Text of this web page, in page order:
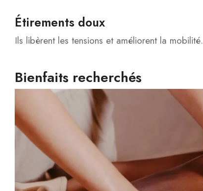
Étirements doux
Ils libèrent les tensions et améliorent la mobilité.
Bienfaits recherchés